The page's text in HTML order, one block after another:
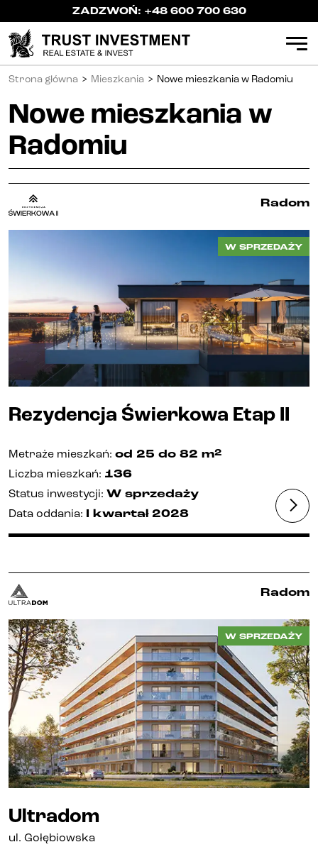
ZADZWOŃ: +48 600 700 630
Kielce
Katowice
Gliwice
Częstochowa
Apartamenty inwestycyjne (PRS)
Biura i lokale
Kielce
Gliwice
Deweloper
Udogodnienia
Kariera
Kontakt
Strona główna > Mieszkania > Nowe mieszkania w Radomiu
Nowe mieszkania w
Radomiu
Radom
W SPRZEDAŻY
Rezydencja Świerkowa Etap II
Metraże mieszkań: od 25 do 82 m2
Liczba mieszkań: 136
Status inwestycji: W sprzedaży
Data oddania: I kwartał 2028
Radom
W SPRZEDAŻY
Ultradom
ul. Gołębiowska